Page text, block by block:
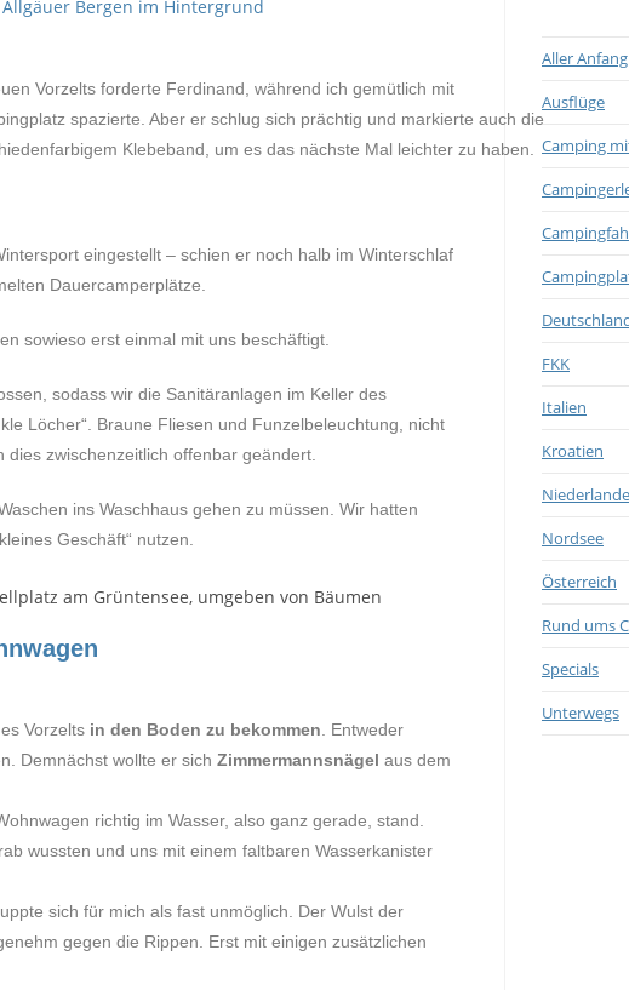
Vorzelts forderte Ferdinand, während ich gemütlich mit
spazierte. Aber er schlug sich prächtig und markierte auch die
Klebeband, um es das nächste Mal leichter zu haben.
eingestellt – schien er noch halb im Winterschlaf
Dauercamperplätze.
sowieso erst einmal mit uns beschäftigt.
sodass wir die Sanitäranlagen im Keller des
Löcher“. Braune Fliesen und Funzelbeleuchtung, nicht
dies zwischenzeitlich offenbar geändert.
ins Waschhaus gehen zu müssen. Wir hatten
Geschäft“ nutzen.
Vorzelts in den Boden zu bekommen . Entweder
Demnächst wollte er sich Zimmermannsnägel aus dem
richtig im Wasser, also ganz gerade, stand.
wussten und uns mit einem faltbaren Wasserkanister
sich für mich als fast unmöglich. Der Wulst der
gegen die Rippen. Erst mit einigen zusätzlichen
Aller
Ausflüge
Camping
FKK
Italien
Kroatien
Niederlande
Nordsee
Österreich
Rund ums
Specials
Unterwegs